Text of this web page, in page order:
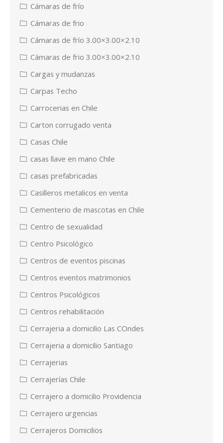
Cámaras de frío
Cámaras de frio
Cámaras de frío 3.00×3.00×2.10
Cámaras de frio 3.00×3.00×2.10
Cargas y mudanzas
Carpas Techo
Carrocerias en Chile
Carton corrugado venta
Casas Chile
casas llave en mano Chile
casas prefabricadas
Casilleros metalicos en venta
Cementerio de mascotas en Chile
Centro de sexualidad
Centro Psicológico
Centros de eventos piscinas
Centros eventos matrimonios
Centros Psicológicos
Centros rehabilitación
Cerrajeria a domicilio Las COndes
Cerrajeria a domicilio Santiago
Cerrajerias
Cerrajerías Chile
Cerrajero a domicilio Providencia
Cerrajero urgencias
Cerrajeros Domicilios